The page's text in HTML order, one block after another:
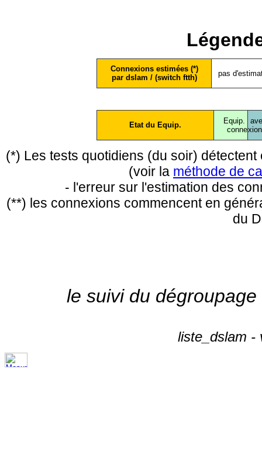
Connexions estimées (*)
par dslam / (switch ftth)
pas
Etat du Equip.
Equip.
conne
(*) Les tests quotidiens (du soir)
(voir la méthode de
- l'erreur sur l'estimation des
(**) les connexions commencent en
du
le suivi du
liste_dslam -